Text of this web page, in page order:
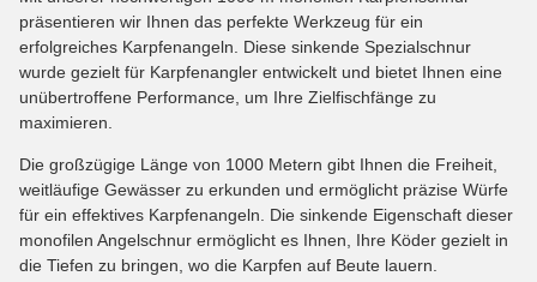
präsentieren wir Ihnen das perfekte Werkzeug für ein
erfolgreiches Karpfenangeln. Diese sinkende Spezialschnur
wurde gezielt für Karpfenangler entwickelt und bietet Ihnen eine
unübertroffene Performance, um Ihre Zielfischfänge zu
maximieren.
Die großzügige Länge von 1000 Metern gibt Ihnen die Freiheit,
weitläufige Gewässer zu erkunden und ermöglicht präzise Würfe
für ein effektives Karpfenangeln. Die sinkende Eigenschaft dieser
monofilen Angelschnur ermöglicht es Ihnen, Ihre Köder gezielt in
die Tiefen zu bringen, wo die Karpfen auf Beute lauern.